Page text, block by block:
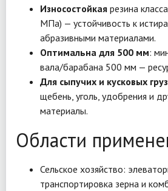
Износостойкая резина
МПа) — устойчивость к
абразивными материалами.
Оптимальна для 500 мм:
вала/барабана 500 мм —
Для сыпучих и кусковых
щебень, уголь, удобрения и
материалы.
Области
Сельское хозяйство:
транспортировка зерна и